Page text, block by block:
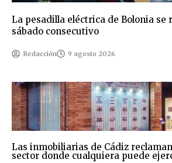
La pesadilla eléctrica de Bolonia
sábado consecutivo
Redacción 9 agosto 2026
Las inmobiliarias de Cádiz
sector donde cualquiera puede